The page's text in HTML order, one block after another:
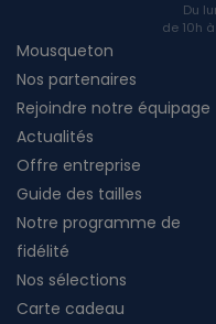
Du
de 10h
Mousqueton
Nos partenaires
Rejoindre notre équipage
Actualités
Offre entreprise
Guide des tailles
Notre programme de
fidélité
Nos sélections
Carte cadeau